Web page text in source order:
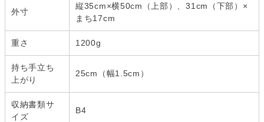
外寸
縦35cm×横50cm（上部）、31cm（下部）×
まち17cm
重さ 1200g
持ち手立ち
上がり
25cm（幅1.5cm）
収納書類サ
イズ
B4